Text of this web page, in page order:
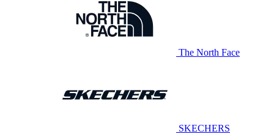
The North Face
SKECHERS